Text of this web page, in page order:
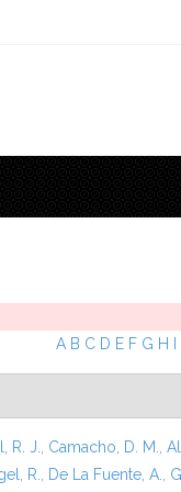
A B C D E F G H
R. J. Camacho, D. M.
R.
De La Fuente, A.